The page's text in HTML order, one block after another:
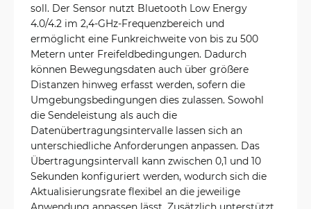
soll. Der Sensor nutzt Bluetooth Low Energy
4.0/4.2 im 2,4-GHz-Frequenzbereich und
ermöglicht eine Funkreichweite von bis zu 500
Metern unter Freifeldbedingungen. Dadurch
können Bewegungsdaten auch über größere
Distanzen hinweg erfasst werden, sofern die
Umgebungsbedingungen dies zulassen. Sowohl
die Sendeleistung als auch die
Datenübertragungsintervalle lassen sich an
unterschiedliche Anforderungen anpassen. Das
Übertragungsintervall kann zwischen 0,1 und 10
Sekunden konfiguriert werden, wodurch sich die
Aktualisierungsrate flexibel an die jeweilige